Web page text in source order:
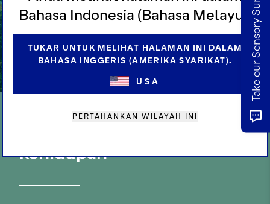
Bahasa Indonesia (Bahasa Melayu).
TUKAR UNTUK MELIHAT HALAMAN INI DALAM
BAHASA INGGERIS (AMERIKA SYARIKAT).
USA
PERTAHANKAN WILAYAH INI
Regenerasi dunia
kehidupan
Take our Sensory Survey